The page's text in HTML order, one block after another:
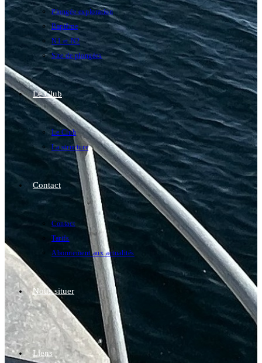
Plongée exploration
Baptême
N1 et N2
Site de plongées
Le Club
Le Club
La structure
Contact
Contact
Tarifs
Abonnement aux actualités
Nous situer
Liens